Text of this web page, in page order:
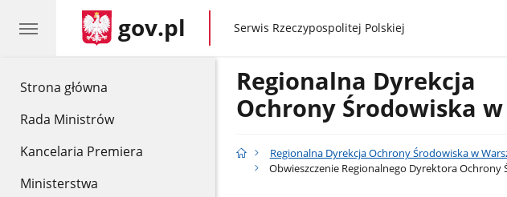
Strona główna
Rada Ministrów
Kancelaria Premiera
Ministerstwa
gov.pl gov.pl
Serwis Rzeczypospolitej Polskiej
Regionalna Dyrekcja
Ochrony Środowiska
Regionalna Dyrekcja Ochrony Środowiska w
Obwieszczenie Regionalnego Dyrektora Ochrony